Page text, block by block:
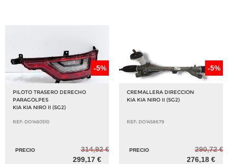
-5%
PILOTO TRASERO DERECHO
PARAGOLPES
KIA KIA NIRO II (SG2)
REF: DO1480510
PRECIO
314,92 €
299,17 €
-5%
CREMALLERA DIRECCION
KIA KIA NIRO II (SG2)
REF: DO1458679
PRECIO
290,72 €
276,18 €